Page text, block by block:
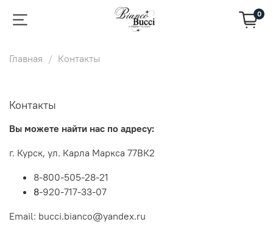
0
Главная Контакты
Контакты
Вы можете найти нас по адресу:
г. Курск, ул. Карла Маркса 77ВК2
8-800-505-28-21
8-920-717-33-07
Email: bucci.bianco@yandex.ru